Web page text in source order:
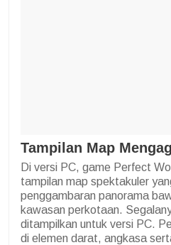
Tampilan Map
Di versi PC, game Perfect
tampilan map spektakuler
penggambaran panorama
kawasan perkotaan.
ditampilkan untuk versi PC.
di elemen darat, angkasa